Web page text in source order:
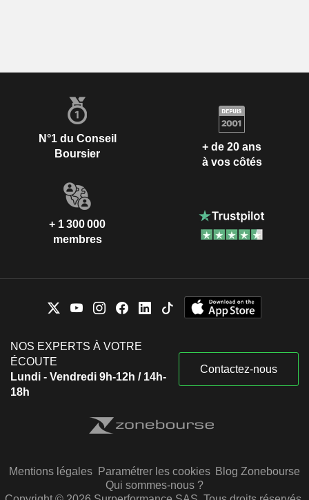
N°1 du Conseil
Boursier
+ de 20 ans
à vos côtés
+ 1 300 000
membres
NOS EXPERTS À VOTRE
ÉCOUTE
Lundi - Vendredi 9h-12h / 14h-
18h
Contactez-nous
Mentions légales Paramétrer les cookies Blog Zonebourse
Qui sommes-nous ?